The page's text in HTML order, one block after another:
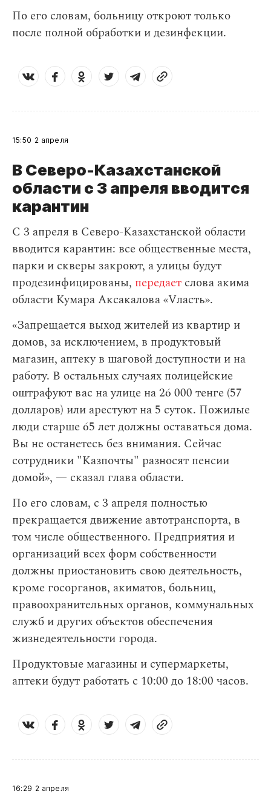
По его словам, больницу откроют только
после полной обработки и дезинфекции.
15:50 2 апреля
В Северо-Казахстанской
области с 3 апреля вводится
карантин
С 3 апреля в Северо-Казахстанской области
вводится карантин: все общественные места,
парки и скверы закроют, а улицы будут
продезинфицированы, передает слова акима
области Кумара Аксакалова «Vласть».
«Запрещается выход жителей из квартир и
домов, за исключением, в продуктовый
магазин, аптеку в шаговой доступности и на
работу. В остальных случаях полицейские
оштрафуют вас на улице на 26 000 тенге (57
долларов) или арестуют на 5 суток. Пожилые
люди старше 65 лет должны оставаться дома.
Вы не останетесь без внимания. Сейчас
сотрудники "Казпочты" разносят пенсии
домой», — сказал глава области.
По его словам, с 3 апреля полностью
прекращается движение автотранспорта, в
том числе общественного. Предприятия и
организаций всех форм собственности
должны приостановить свою деятельность,
кроме госорганов, акиматов, больниц,
правоохранительных органов, коммунальных
служб и других объектов обеспечения
жизнедеятельности города.
Продуктовые магазины и супермаркеты,
аптеки будут работать с 10:00 до 18:00 часов.
16:29 2 апреля